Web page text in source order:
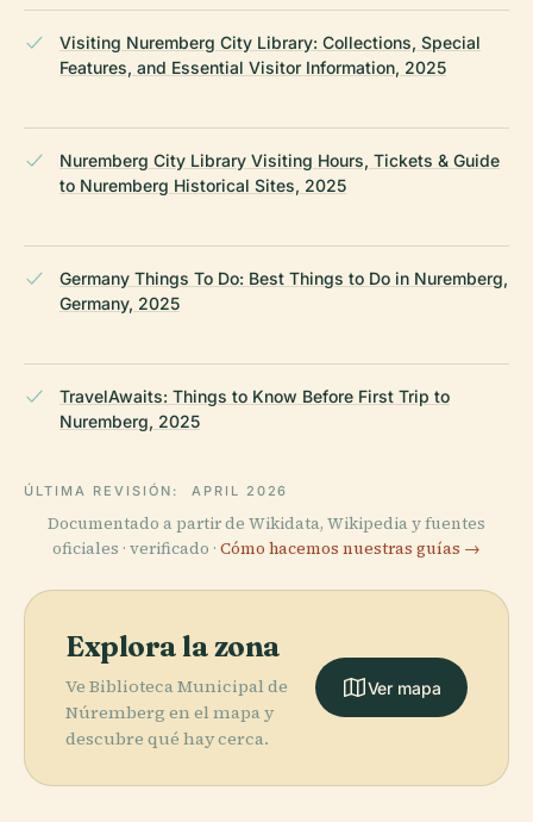
Visiting Nuremberg City Library: Collections, Special
Features, and Essential Visitor Information, 2025
Nuremberg City Library Visiting Hours, Tickets & Guide
to Nuremberg Historical Sites, 2025
Germany Things To Do: Best Things to Do in Nuremberg,
Germany, 2025
TravelAwaits: Things to Know Before First Trip to
Nuremberg, 2025
ÚLTIMA REVISIÓN: APRIL 2026
Documentado a partir de Wikidata, Wikipedia y fuentes
oficiales · verificado · Cómo hacemos nuestras guías →
Explora la zona
Ve Biblioteca Municipal de
Núremberg en el mapa y
descubre qué hay cerca.
Ver mapa